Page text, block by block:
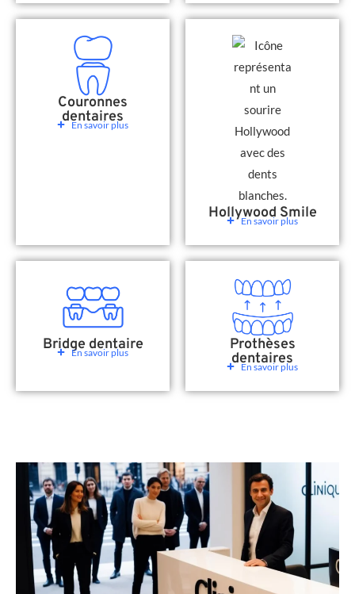
Couronnes
dentaires
En savoir plus
Hollywood Smile
En savoir plus
Bridge dentaire
En savoir plus Prothèses
dentaires
En savoir plus